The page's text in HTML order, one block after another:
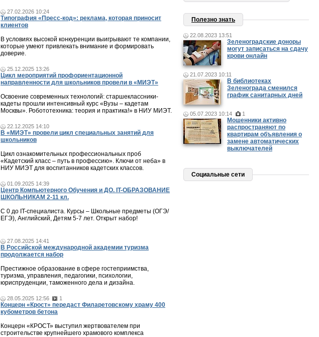
27.02.2026 10:24
Типография «Пресс-код»: реклама, которая приносит
клиентов
В условиях высокой конкуренции выигрывают те компании,
которые умеют привлекать внимание и формировать
доверие.
25.12.2025 13:26
Цикл мероприятий профориентационной
направленности для школьников провели в «МИЭТ»
Освоение современных технологий: старшеклассники-
кадеты прошли интенсивный курс «Вузы – кадетам
Москвы». Робототехника: теория и практика!» в НИУ МИЭТ.
22.12.2025 14:10
В «МИЭТ» провели цикл специальных занятий для
школьников
Цикл ознакомительных профессиональных проб
«Кадетский класс – путь в профессию». Ключи от неба» в
НИУ МИЭТ для воспитанников кадетских классов.
01.09.2025 14:39
Центр Компьютерного Обучения и ДО. IT-ОБРАЗОВАНИЕ
ШКОЛЬНИКАМ 2-11 кл.
С 0 до IT-специалиста. Курсы – Школьные предметы (ОГЭ/
ЕГЭ), Английский, Детям 5-7 лет. Открыт набор!
27.08.2025 14:41
В Российской международной академии туризма
продолжается набор
Престижное образование в сфере гостеприимства,
туризма, управления, педагогики, психологии,
юриспруденции, таможенного дела и дизайна.
28.05.2025 12:56 1
Концерн «Крост» передаст Филаретовскому храму 400
кубометров бетона
Концерн «КРОСТ» выступил жертвователем при
строительстве крупнейшего храмового комплекса
Полезно знать
22.08.2023 13:51
Зеленоградские доноры
могут записаться на сдачу
крови онлайн
21.07.2023 10:11
В библиотеках
Зеленограда сменился
график санитарных дней
05.07.2023 10:14 1
Мошенники активно
распространяют по
квартирам объявления о
замене автоматических
выключателей
Социальные сети